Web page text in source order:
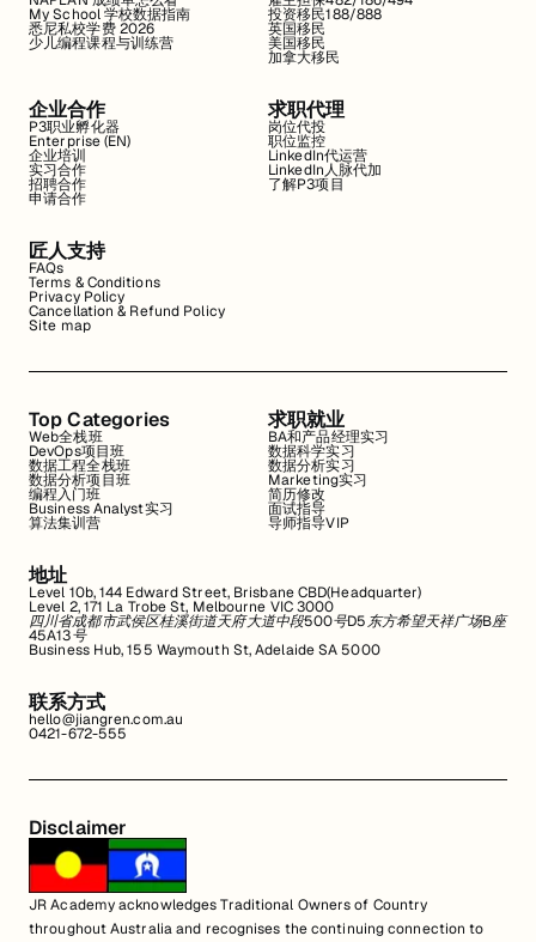
My School 学校数据指南
悉尼私校学费 2026
少儿编程课程与训练营
投资移民188/888
英国移民
美国移民
加拿大移民
企业合作
P3职业孵化器
Enterprise (EN)
企业培训
实习合作
招聘合作
申请合作
求职代理
岗位代投
职位监控
LinkedIn代运营
LinkedIn人脉代加
了解P3项目
匠人支持
FAQs
Terms & Conditions
Privacy Policy
Cancellation & Refund Policy
Site map
Top Categories
Web全栈班
DevOps项目班
数据工程全栈班
数据分析项目班
编程入门班
Business Analyst实习
算法集训营
求职就业
BA和产品经理实习
数据科学实习
数据分析实习
Marketing实习
简历修改
面试指导
导师指导VIP
地址
Level 10b, 144 Edward Street, Brisbane CBD(Headquarter)
Level 2, 171 La Trobe St, Melbourne VIC 3000
四川省成都市武侯区桂溪街道天府大道中段500号D5东方希望天祥广场B座
45A13号
Business Hub, 155 Waymouth St, Adelaide SA 5000
联系方式
hello@jiangren.com.au
0421-672-555
Disclaimer
JR Academy acknowledges Traditional Owners of Country
throughout Australia and recognises the continuing connection to